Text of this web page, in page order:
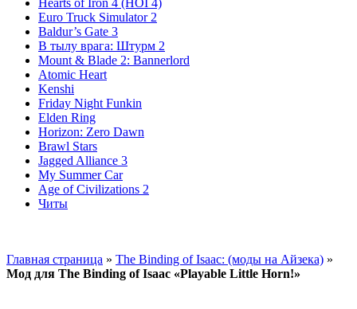
Hearts of Iron 4 (HOI 4)
Euro Truck Simulator 2
Baldur’s Gate 3
В тылу врага: Штурм 2
Mount & Blade 2: Bannerlord
Atomic Heart
Kenshi
Friday Night Funkin
Elden Ring
Horizon: Zero Dawn
Brawl Stars
Jagged Alliance 3
My Summer Car
Age of Civilizations 2
Читы
Главная страница » The Binding of Isaac: (моды на Айзека) »
Мод для The Binding of Isaac «Playable Little Horn!»